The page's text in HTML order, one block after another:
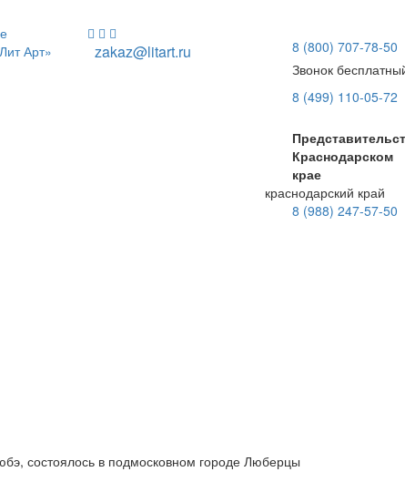
zakaz@litart.ru
8 (800) 707-78-50
Звонок
8 (499) 110-05-72
Краснодарском
крае
краснодарский край
8 (988) 247-57-50
состоялось в подмосковном городе Люберцы